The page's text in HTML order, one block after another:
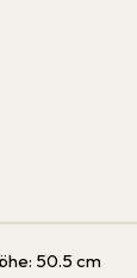
50.5 cm